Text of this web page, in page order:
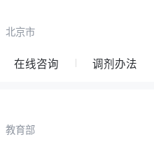
北京市
在线咨询 调剂办法
教育部